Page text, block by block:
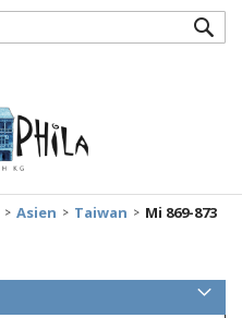
Asien Taiwan Mi 869-873